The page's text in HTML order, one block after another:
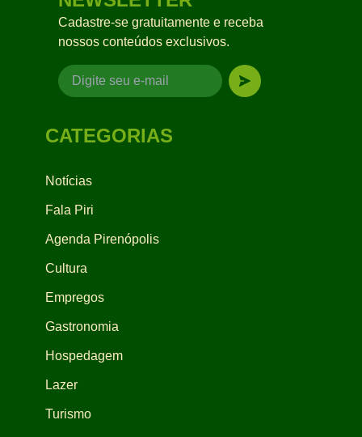
Cadastre-se gratuitamente e receba
nossos conteúdos exclusivos.
CATEGORIAS
Notícias
Fala Piri
Agenda Pirenópolis
Cultura
Empregos
Gastronomia
Hospedagem
Lazer
Turismo